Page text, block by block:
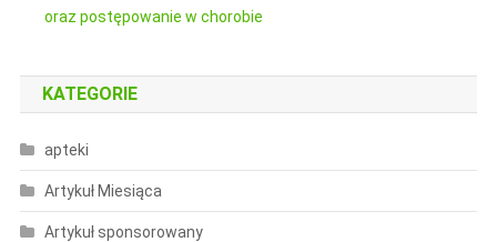
oraz postępowanie w chorobie
KATEGORIE
apteki
Artykuł Miesiąca
Artykuł sponsorowany